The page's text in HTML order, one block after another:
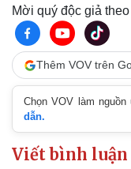
Mời quý độc giả
Thêm VOV trên
Chọn VOV làm
dẫn.
Viết bình luận